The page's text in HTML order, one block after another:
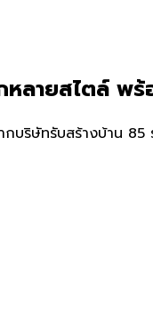
ลายสไตล์ พ
ริษัทรับสร้างบ้าน